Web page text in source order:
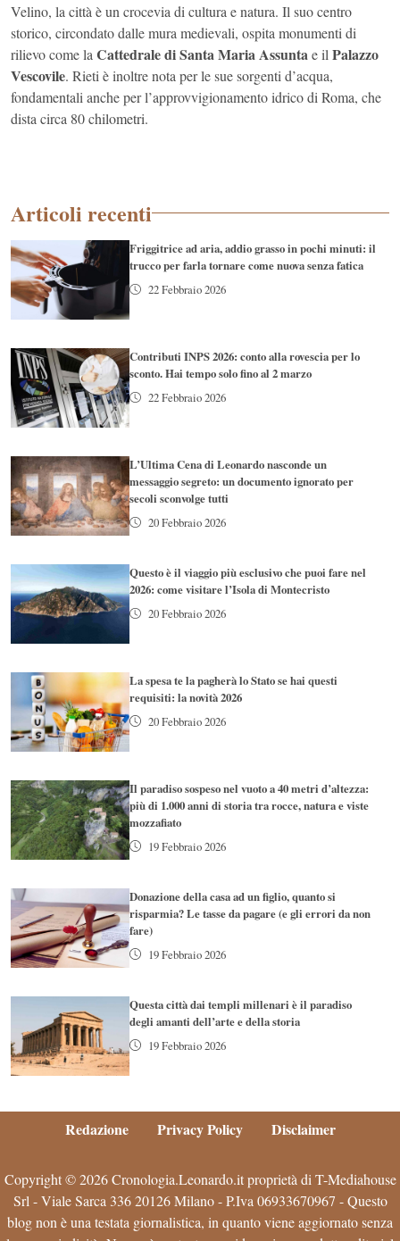
Velino, la città è un crocevia di cultura e natura. Il suo centro
storico, circondato dalle mura medievali, ospita monumenti di
rilievo come la Cattedrale di Santa Maria Assuntae il Palazzo
Vescovile. Rieti è inoltre nota per le sue sorgenti d’acqua,
fondamentali anche per l’approvvigionamento idrico di Roma, che
dista circa 80 chilometri.
Articoli recenti
Friggitrice ad aria, addio grasso in pochi minuti: il
trucco per farla tornare come nuova senza fatica
22 Febbraio 2026
Contributi INPS 2026: conto alla rovescia per lo
sconto. Hai tempo solo fino al 2 marzo
22 Febbraio 2026
L’Ultima Cena di Leonardo nasconde un
messaggio segreto: un documento ignorato per
secoli sconvolge tutti
20 Febbraio 2026
Questo è il viaggio più esclusivo che puoi fare nel
2026: come visitare l’Isola di Montecristo
20 Febbraio 2026
La spesa te la pagherà lo Stato se hai questi
requisiti: la novità 2026
20 Febbraio 2026
Il paradiso sospeso nel vuoto a 40 metri d’altezza:
più di 1.000 anni di storia tra rocce, natura e viste
mozzafiato
19 Febbraio 2026
Donazione della casa ad un figlio, quanto si
risparmia? Le tasse da pagare (e gli errori da non
fare)
19 Febbraio 2026
Questa città dai templi millenari è il paradiso
degli amanti dell’arte e della storia
19 Febbraio 2026
Redazione Privacy Policy Disclaimer
Copyright © 2026 Cronologia.Leonardo.it proprietà di T-Mediahouse
Srl - Viale Sarca 336 20126 Milano - P.Iva 06933670967 - Questo
blog non è una testata giornalistica, in quanto viene aggiornato senza